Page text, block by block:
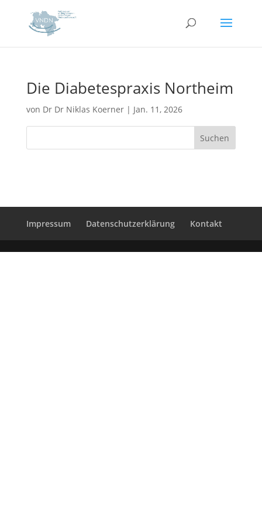
Die Diabetespraxis Northeim
von Dr Dr Niklas Koerner| Jan. 11, 2026
Suchen
Impressum Datenschutzerklärung Kontakt